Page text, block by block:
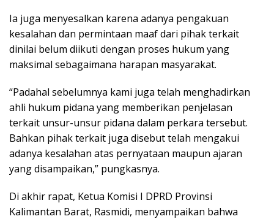
Ia juga menyesalkan karena adanya pengakuan
kesalahan dan permintaan maaf dari pihak terkait
dinilai belum diikuti dengan proses hukum yang
maksimal sebagaimana harapan masyarakat.
“Padahal sebelumnya kami juga telah menghadirkan
ahli hukum pidana yang memberikan penjelasan
terkait unsur-unsur pidana dalam perkara tersebut.
Bahkan pihak terkait juga disebut telah mengakui
adanya kesalahan atas pernyataan maupun ajaran
yang disampaikan,” pungkasnya.
Di akhir rapat, Ketua Komisi I DPRD Provinsi
Kalimantan Barat, Rasmidi, menyampaikan bahwa